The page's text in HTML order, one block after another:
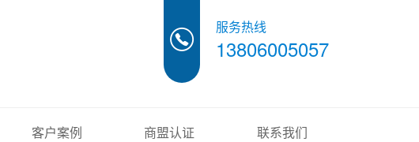
服务热线
13806005057
客户案例 商盟认证 联系我们